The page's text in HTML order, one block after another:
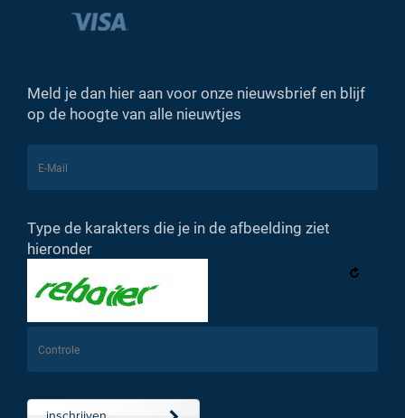
Meld je dan hier aan voor onze nieuwsbrief en blijf
op de hoogte van alle nieuwtjes
Type de karakters die je in de afbeelding ziet
hieronder